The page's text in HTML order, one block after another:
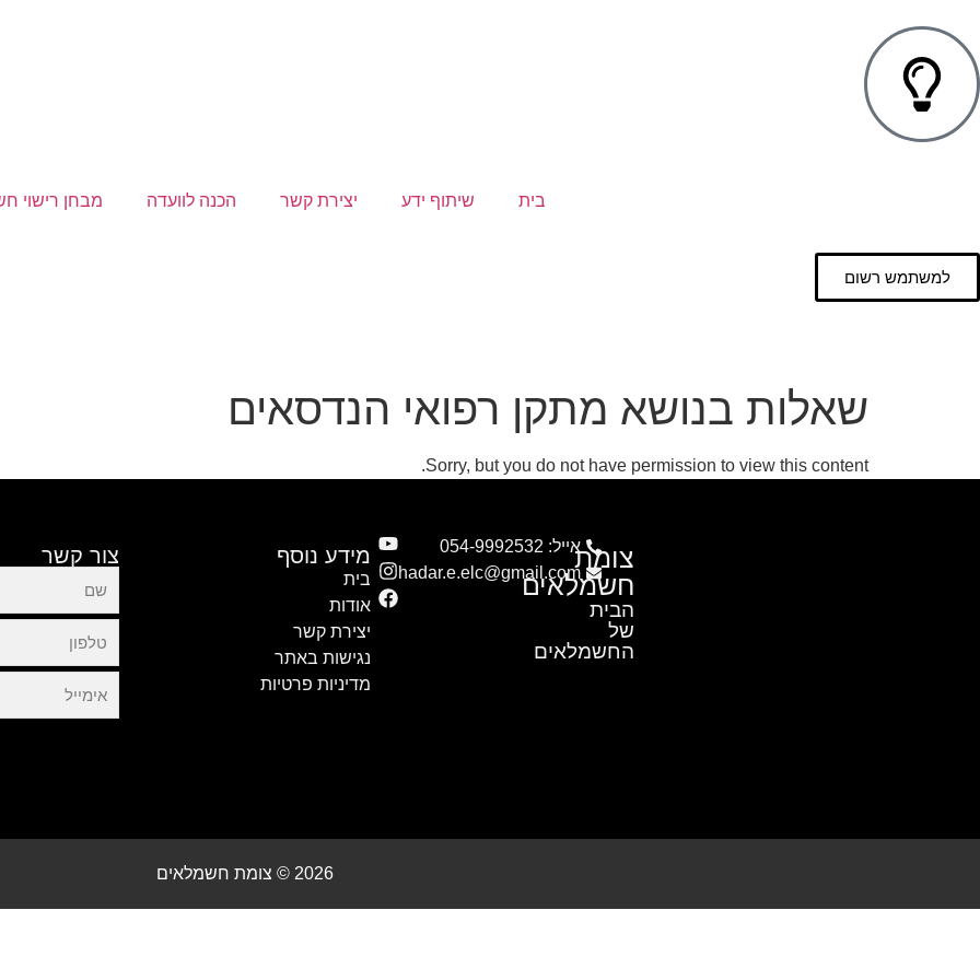
בית שיתוף ידע יצירת קשר הכנה לוועדה מבחן רישוי
למשתמש רשום
שאלות בנושא מתקן רפואי הנדסאים
Sorry, but you do not have permission to view this content.
צומת
חשמלאים
הבית
של
החשמלאים
אייל: 054-9992532
hadar.e.elc@gmail.com
מידע נוסף
בית
אודות
יצירת קשר
נגישות באתר
מדיניות פרטיות
צור קשר
2026 © צומת חשמלאים